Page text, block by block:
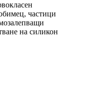
частици
на силикон